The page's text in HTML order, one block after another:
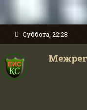
Суббота, 22:28